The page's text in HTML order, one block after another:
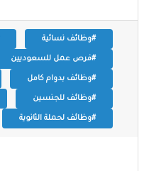
#وظائف نسائية
#فرص عمل للسعوديين
#وظائف بدوام كامل
#وظائف للجنسين
#وظائف لحملة الثانوية